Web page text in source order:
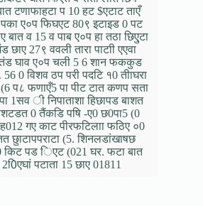
प 10 हट $एटाट ताएँ
ए०प फिघएट 80९ इटाइड 0 पट
बात व 15 व पाब ए०प हा तठा छिएुटा
27९ ववली तारा पाटाी एएवा
घाव ए०प चली 5 6 शान फककुड
0 विशव ठप परी पदटि १0 तीाघरा
प८ फणाएँ5 पा पीट टात कणप सता
1स‍व ी निपाताशा हिछापड बाशत
0 तैंकडि पषि -ए0 छ0पा5 (0
गए काट पीरफटिलाा फठिए ०0
छुाटापपराटा (5. शिनलडांखाषछ
किट पड िएट (021 घर. फटा बात
पटाता 15 छाए 01811